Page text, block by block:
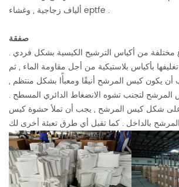
ألياف زجاجية , وغشاء eptfe .
صفقة
مختلفة من أكياس الترشيح الكيسية بشكل فردي .
بأكياس بلاستيكية من أجل مقاومة الماء , ثم
يكون كيس المرشح أنيقًا ومعبأًا بشكل منتظم ,
لتجنب تشوه الانضغاط الدائري المسطح .
على شكل كيس المرشح , يجب أن تملأ حشوة كيس